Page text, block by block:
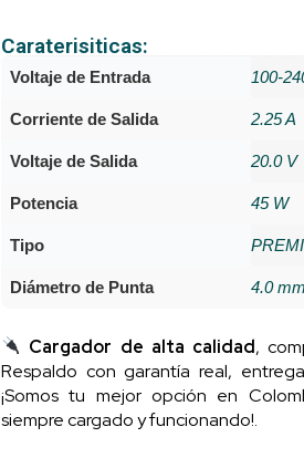
Caraterisiticas:
Voltaje de Entrada 100-
Corriente de Salida 2.25 A
Voltaje de Salida 20.0 V
Potencia 45 W
Tipo
Diámetro de Punta 4.0
Cargador de alta calidad,
Respaldo con garantía real,
¡Somos tu mejor opción en
siempre cargado y funcionando!.